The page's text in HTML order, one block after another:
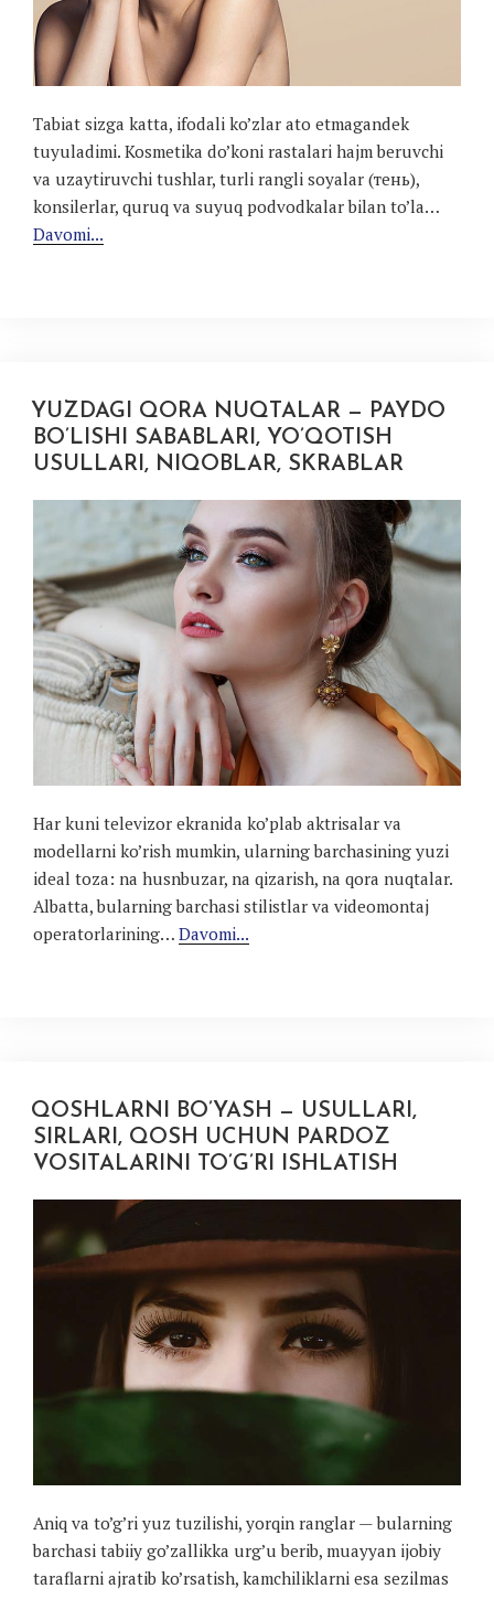
Tabiat sizga katta, ifodali ko’zlar ato etmagandek
tuyuladimi. Kosmetika do’koni rastalari hajm beruvchi
va uzaytiruvchi tushlar, turli rangli soyalar (тень),
konsilerlar, quruq va suyuq podvodkalar bilan to’la…
Davomi...
YUZDAGI QORA NUQTALAR — PAYDO
BO’LISHI SABABLARI, YO’QOTISH
USULLARI, NIQOBLAR, SKRABLAR
Har kuni televizor ekranida ko’plab aktrisalar va
modellarni ko’rish mumkin, ularning barchasining yuzi
ideal toza: na husnbuzar, na qizarish, na qora nuqtalar.
Albatta, bularning barchasi stilistlar va videomontaj
operatorlarining… Davomi...
QOSHLARNI BO’YASH — USULLARI,
SIRLARI, QOSH UCHUN PARDOZ
VOSITALARINI TO’G’RI ISHLATISH
Aniq va to’g’ri yuz tuzilishi, yorqin ranglar — bularning
barchasi tabiiy go’zallikka urg’u berib, muayyan ijobiy
taraflarni ajratib ko’rsatish, kamchiliklarni esa sezilmas